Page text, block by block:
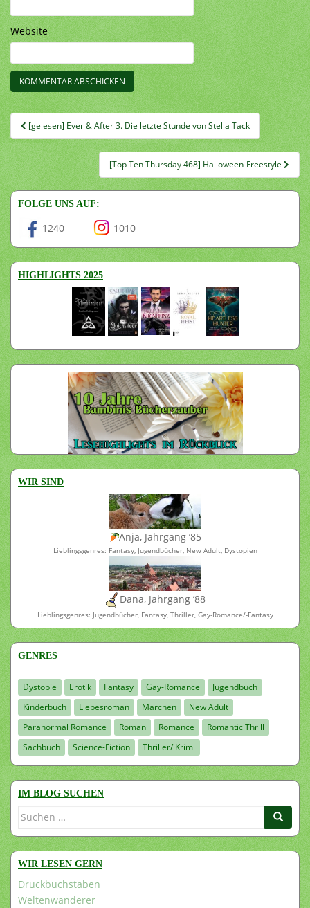
Website
Beitragsnavigation
[gelesen] Ever & After 3. Die letzte Stunde von Stella Tack
[Top Ten Thursday 468] Halloween-Freestyle
FOLGE UNS AUF:
1240 1010
HIGHLIGHTS 2025
WIR SIND
Anja, Jahrgang ’85
Lieblingsgenres: Fantasy, Jugendbücher, New Adult, Dystopien
Dana, Jahrgang ’88
Lieblingsgenres: Jugendbücher, Fantasy, Thriller, Gay-Romance/-Fantasy
GENRES
Dystopie Erotik Fantasy Gay-Romance
Jugendbuch
Kinderbuch
Liebesroman Märchen
New Adult
Paranormal Romance
Roman Romance
Romantic Thrill
Sachbuch
Science-Fiction Thriller/ Krimi
IM BLOG SUCHEN
Suchen
WIR LESEN GERN
Druckbuchstaben
Weltenwanderer